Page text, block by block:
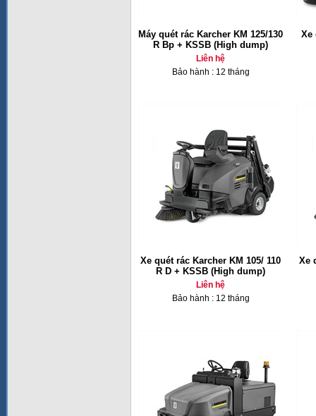
Máy quét rác Karcher KM 125/130
R Bp + KSSB (High dump)
Liên hệ
Bảo hành : 12 tháng
Xe
Xe quét rác Karcher KM 105/ 110
R D + KSSB (High dump)
Liên hệ
Bảo hành : 12 tháng
Xe